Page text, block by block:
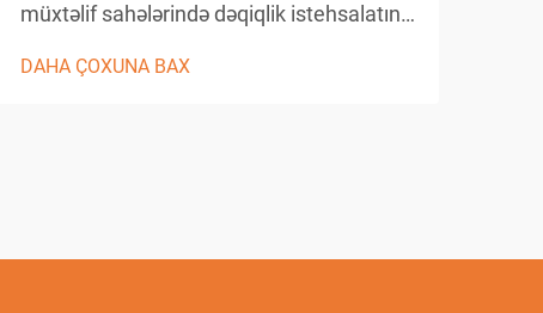
müxtəlif sahələrində dəqiqlik istehsalatını
dizaynların kəsilməsində bənzərsiz
DAHA ÇOXUNA BAX